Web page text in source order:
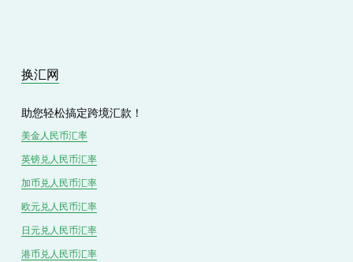
换汇网
助您轻松搞定跨境汇款！
美金人民币汇率
英镑兑人民币汇率
加币兑人民币汇率
欧元兑人民币汇率
日元兑人民币汇率
港币兑人民币汇率